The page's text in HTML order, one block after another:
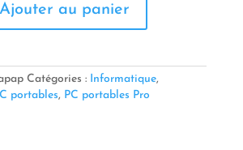
Ajouter au panier
Catégories : Informatique,
portables, PC portables Pro